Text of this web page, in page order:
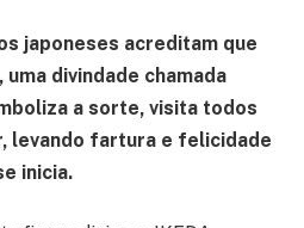
japoneses acreditam que
divindade chamada
a sorte, visita todos
levando fartura e felicidade
inicia.